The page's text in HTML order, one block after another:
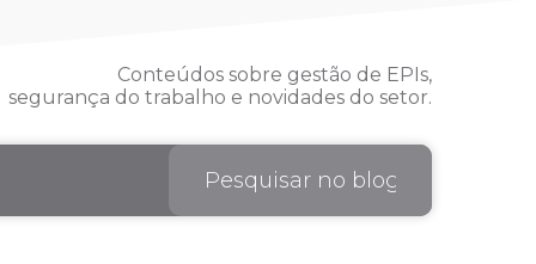
Conteúdos sobre gestão de EPIs,
segurança do trabalho e novidades do setor.